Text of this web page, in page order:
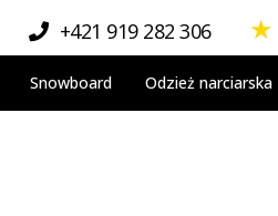
+421 919 282 306 ★
Snowboard Odzież narciarska